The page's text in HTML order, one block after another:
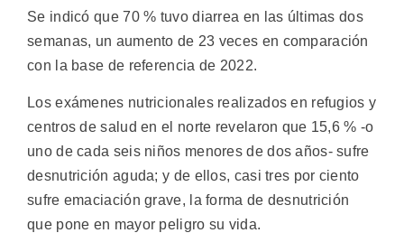
Se indicó que 70 % tuvo diarrea en las últimas dos
semanas, un aumento de 23 veces en comparación
con la base de referencia de 2022.
Los exámenes nutricionales realizados en refugios y
centros de salud en el norte revelaron que 15,6 % -o
uno de cada seis niños menores de dos años- sufre
desnutrición aguda; y de ellos, casi tres por ciento
sufre emaciación grave, la forma de desnutrición
que pone en mayor peligro su vida.